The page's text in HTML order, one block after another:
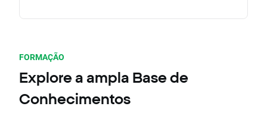
FORMAÇÃO
Explore a ampla Base de
Conhecimentos